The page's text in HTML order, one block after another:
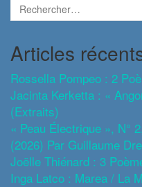
Articles
Rossella Pompeo : 2
Jacinta Kerketta : «
(extraits)
« Peau Électrique », N°
(2026) Par Guillaume
Joëlle Thiénard : 3
Inga Latco : Marea / La